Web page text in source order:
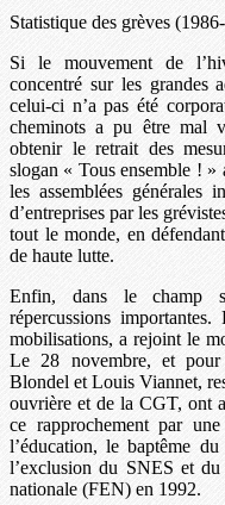
Statistique des grèves
Si le mouvement de
concentré sur les grandes
celui-ci n’a pas été
cheminots a pu être mal
obtenir le retrait des
slogan « Tous ensemble ! »
les assemblées générales
d’entreprises par les
tout le monde, en
de haute lutte.
Enfin, dans le champ
répercussions
mobilisations, a rejoint le
Le 28 novembre, et
Blondel et Louis Viannet,
ouvrière et de la CGT, ont
ce rapprochement par
l’éducation, le baptême
l’exclusion du SNES et
nationale (FEN) en 1992.